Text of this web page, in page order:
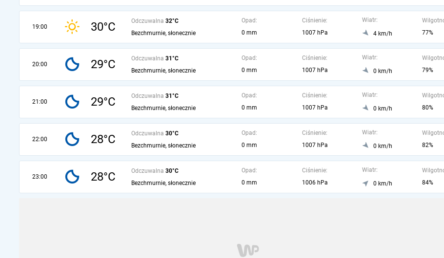
19:00 30°C Odczuwalna 32°C
Bezchmurnie, słonecznie
Opad:
0 mm
Ciśnienie:
1007 hPa
Wiatr:
4 km/h
77%
20:00 29°C Odczuwalna 31°C
Bezchmurnie, słonecznie
Opad:
0 mm
Ciśnienie:
1007 hPa
Wiatr:
0 km/h
79%
21:00 29°C Odczuwalna 31°C
Bezchmurnie, słonecznie
Opad:
0 mm
Ciśnienie:
1007 hPa
Wiatr:
0 km/h
80%
22:00 28°C Odczuwalna 30°C
Bezchmurnie, słonecznie
Opad:
0 mm
Ciśnienie:
1007 hPa
Wiatr:
0 km/h
82%
23:00 28°C Odczuwalna 30°C
Bezchmurnie, słonecznie
Opad:
0 mm
Ciśnienie:
1006 hPa
Wiatr:
0 km/h
84%